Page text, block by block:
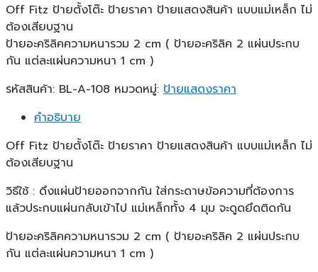
Off Fitz ป้ายตั้งโต๊ะ ป้ายราคา ป้ายแสดงสินค้า แบบแม่เหล็ก ไม่
ต้องเสียบฐาน
ป้ายอะคริลิคความหนารวม 2 cm ( ป้ายอะคริลิค 2 แผ่นประกบ
กัน แต่ละแผ่นความหนา 1 cm )
รหัสสินค้า: BL-A-108 หมวดหมู่: ป้ายแสดงราคา
คำอธิบาย
Off Fitz ป้ายตั้งโต๊ะ ป้ายราคา ป้ายแสดงสินค้า แบบแม่เหล็ก ไม่
ต้องเสียบฐาน
วิธีใช้ : ดึงแผ่นป้ายออกจากกัน ใส่กระดาษข้อความที่ต้องการ
แล้วประกบแผ่นกลับเข้าไป แม่เหล็กทั้ง 4 มุม จะดูดยึดติดกัน
ป้ายอะคริลิคความหนารวม 2 cm ( ป้ายอะคริลิค 2 แผ่นประกบ
กัน แต่ละแผ่นความหนา 1 cm )